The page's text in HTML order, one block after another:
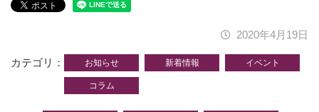
2020年4月19日
カテゴリ お知らせ 新着情報 イベント
コラム